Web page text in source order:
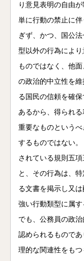
り意見表明の自由
単に行動の禁止に
ぎず、かつ、国公
型以外の行為によ
ものではなく、他
の政治的中立性を
る国民の信頼を確
あるから、得られ
重要なものという
するものではない
されている規則五
と、その行為は、
る文書を掲示し又
強い行動類型に属
でも、公務員の政
認められるもので
理的な関連性をもつ